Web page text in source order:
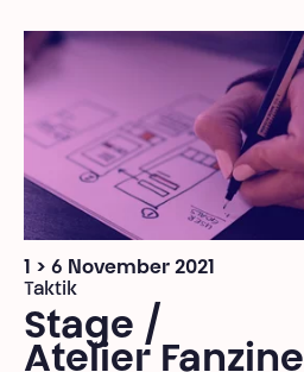
1 > 6 November 2021
Taktik
Stage /
Atelier Fanzine